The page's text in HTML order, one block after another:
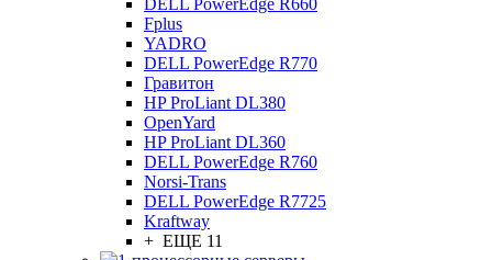
DELL PowerEdge R660
Fplus
YADRO
DELL PowerEdge R770
Гравитон
HP ProLiant DL380
OpenYard
HP ProLiant DL360
DELL PowerEdge R760
Norsi-Trans
DELL PowerEdge R7725
Kraftway
+ ЕЩЕ 11